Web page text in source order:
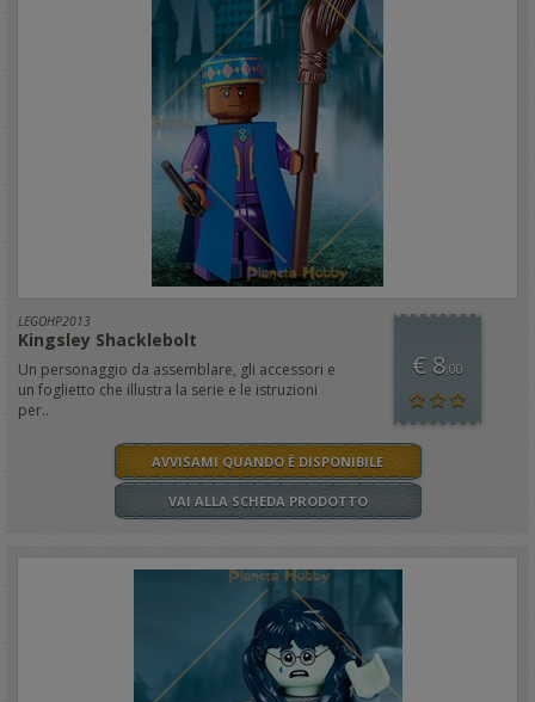
LEGOHP2013
Kingsley Shacklebolt
Un personaggio da assemblare, gli accessori e
un foglietto che illustra la serie e le istruzioni
per..
€ 8,00
AVVISAMI QUANDO È DISPONIBILE
VAI ALLA SCHEDA PRODOTTO